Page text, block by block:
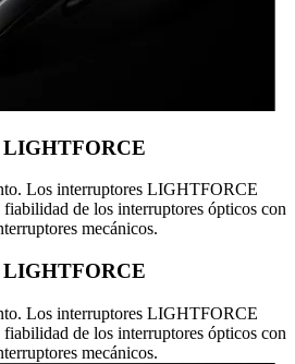
Los interruptores LIGHTFORCE
de los interruptores ópticos con
mecánicos.
Los interruptores LIGHTFORCE
de los interruptores ópticos con
mecánicos.